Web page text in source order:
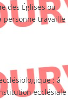
des Églises ou
personne travaille
: à
ecclésiale